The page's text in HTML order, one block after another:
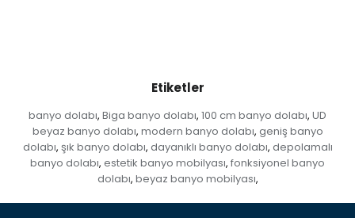
Etiketler
banyo dolabı, Biga banyo dolabı, 100 cm banyo dolabı, UD
beyaz banyo dolabı, modern banyo dolabı, geniş banyo
dolabı, şık banyo dolabı, dayanıklı banyo dolabı, depolamalı
banyo dolabı, estetik banyo mobilyası, fonksiyonel banyo
dolabı, beyaz banyo mobilyası,